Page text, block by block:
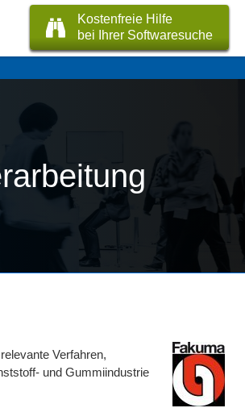
Kostenfreie Hilfe
bei Ihrer Softwaresuche
Verfahren,
und Gummiindustrie